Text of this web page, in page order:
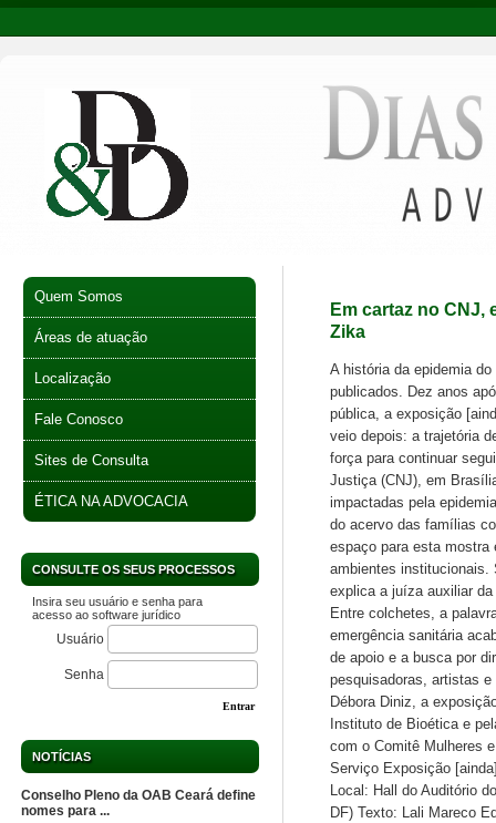
Quem Somos
Áreas de atuação
Localização
Fale Conosco
Sites de Consulta
ÉTICA NA ADVOCACIA
CONSULTE OS SEUS PROCESSOS
Insira seu usuário e senha para
acesso ao software jurídico
Usuário
Senha
Entrar
NOTÍCIAS
Conselho Pleno da OAB Ceará define
nomes para ...
Em cartaz no CNJ,
Zika
A história da epidemia
publicados. Dez anos
pública, a exposição
veio depois: a trajetória
força para continuar
Justiça (CNJ), em
impactadas pela
do acervo das famílias
espaço para esta mostra
ambientes institucionais.
explica a juíza auxiliar
Entre colchetes, a
emergência sanitária
de apoio e a busca por
pesquisadoras, artistas
Débora Diniz, a
Instituto de Bioética e
com o Comitê Mulheres
Serviço Exposição
Local: Hall do Auditório
DF) Texto: Lali Mareco